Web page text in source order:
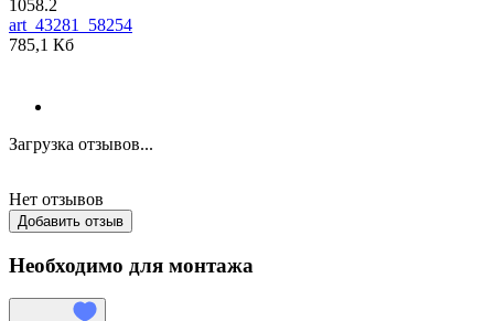
1058.2
art_43281_58254
785,1 Кб
Загрузка отзывов...
Нет отзывов
Добавить отзыв
Необходимо для монтажа